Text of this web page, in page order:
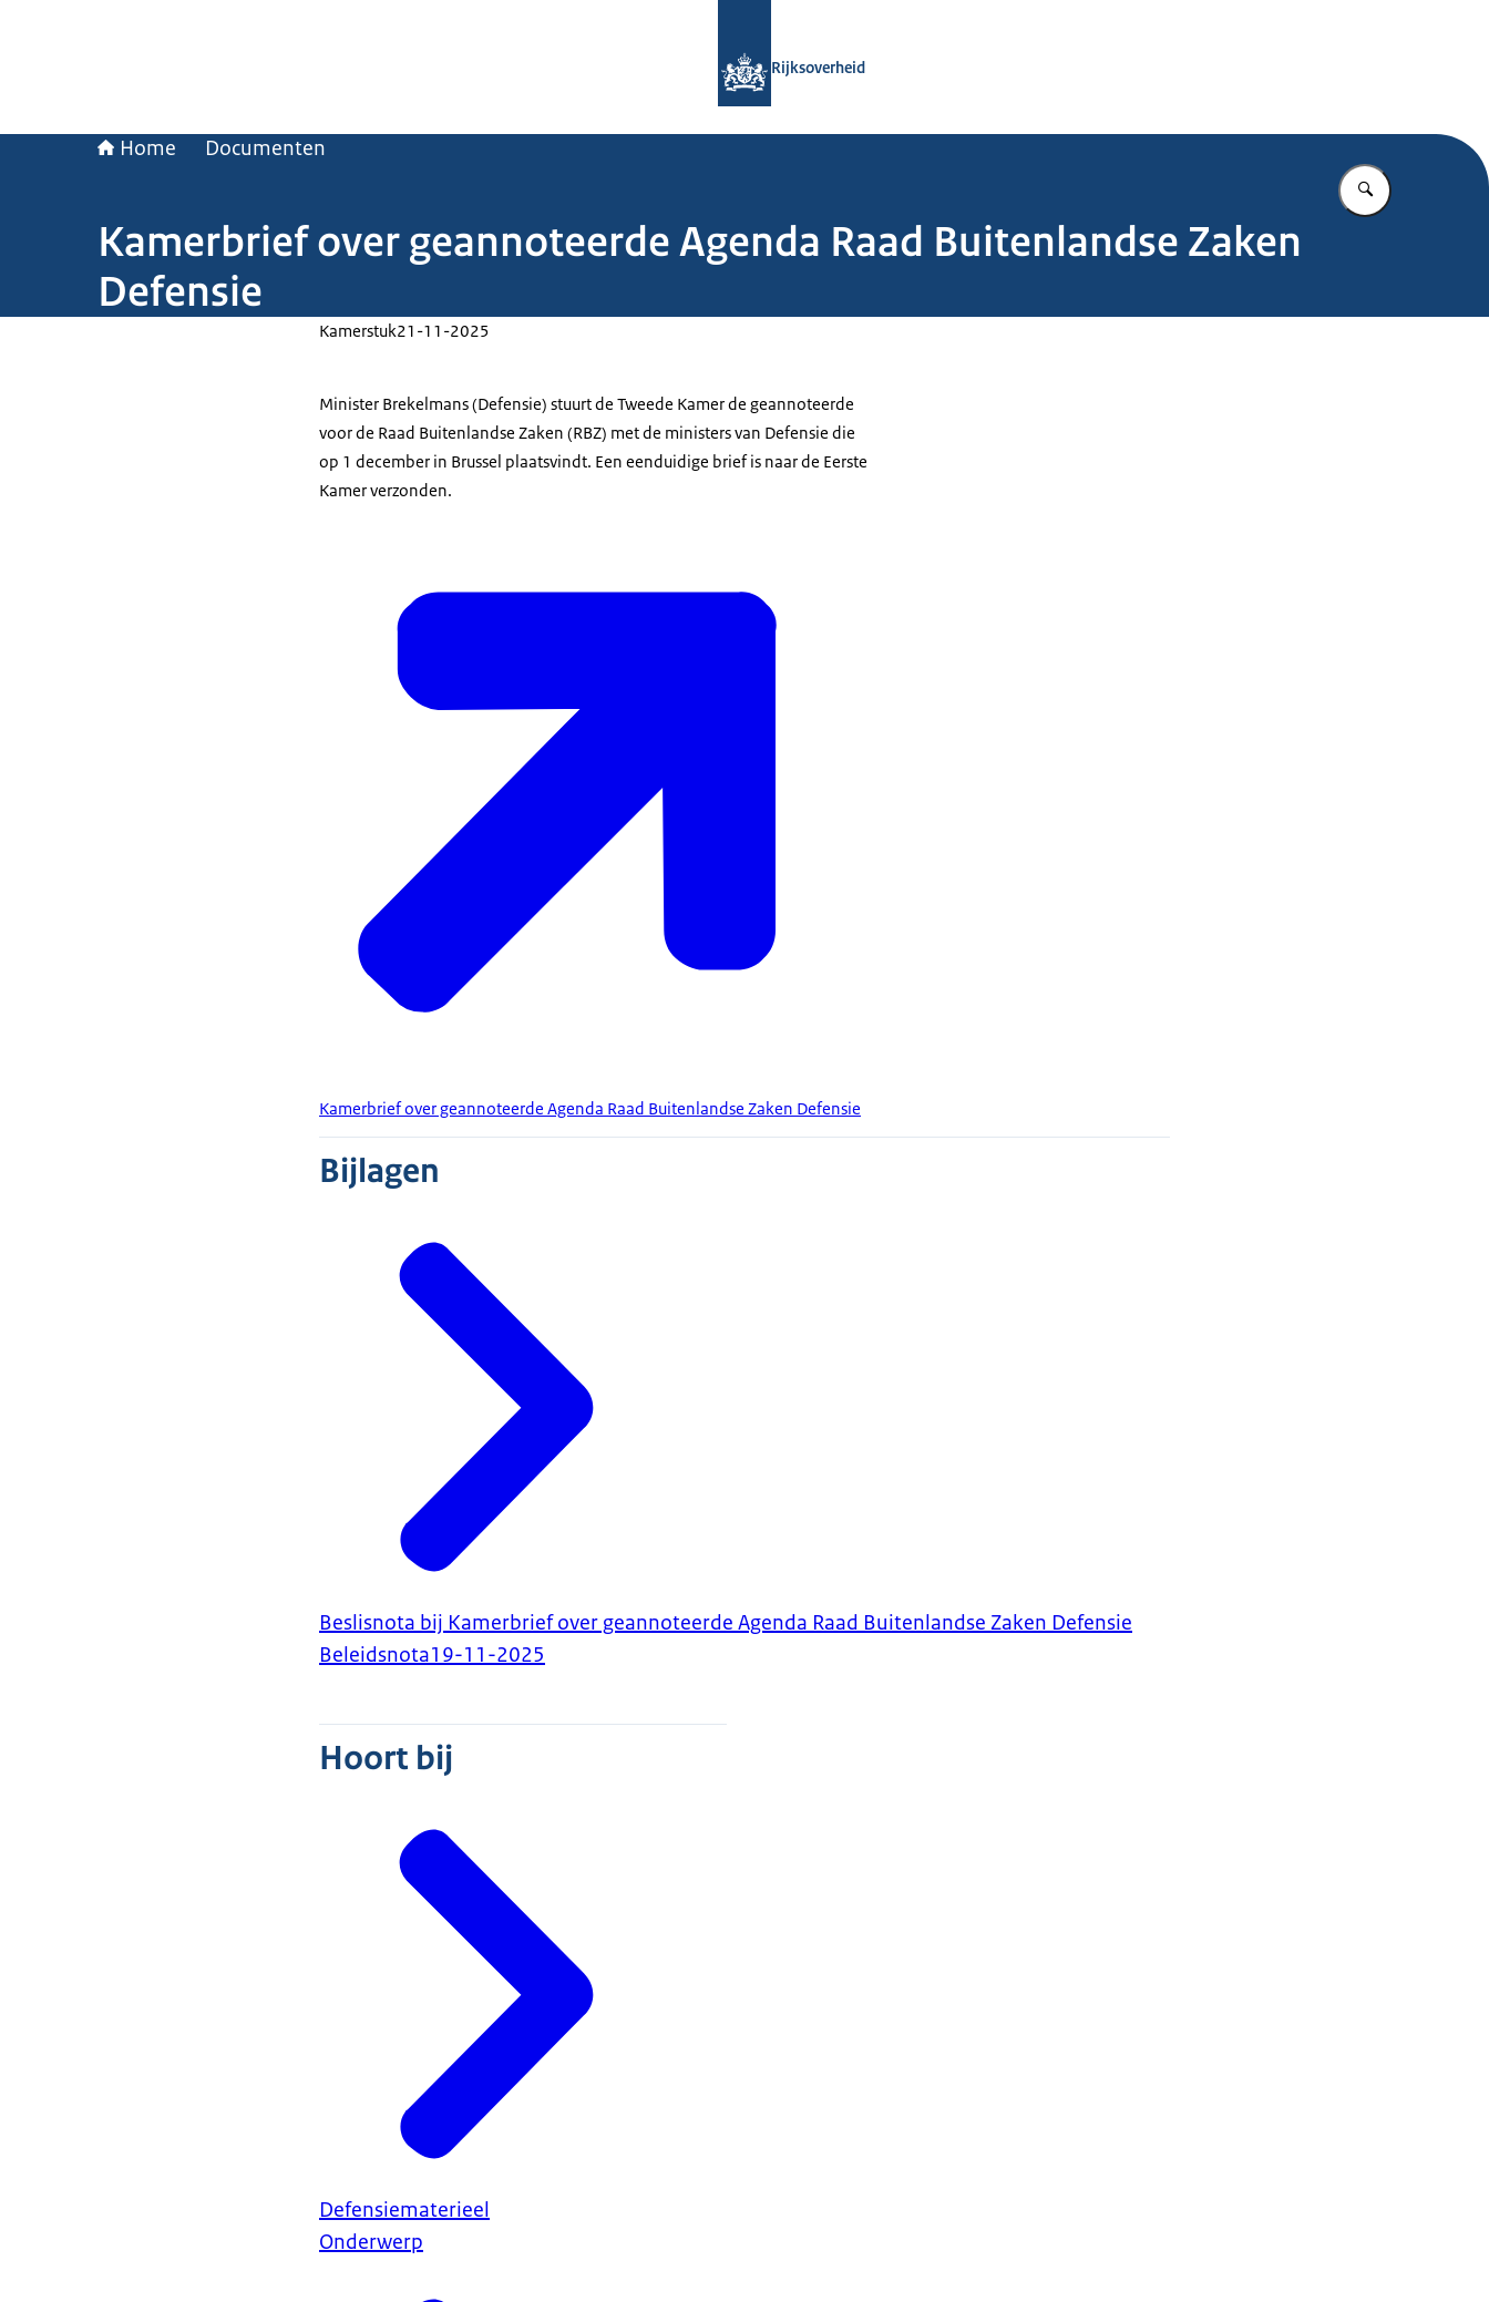
Rijksoverheid
Home Documenten
Vul in wat u
Kamerbrief over geannoteerde Agenda Raad Buitenlandse Zaken
Defensie
Kamerstuk21-11-2025
Minister Brekelmans (Defensie) stuurt de Tweede Kamer de geannoteerde
voor de Raad Buitenlandse Zaken (RBZ) met de ministers van Defensie die
op 1 december in Brussel plaatsvindt. Een eenduidige brief is naar de Eerste
Kamer verzonden.
Kamerbrief over geannoteerde Agenda Raad Buitenlandse Zaken Defensie
Bijlagen
Beslisnota bij Kamerbrief over geannoteerde Agenda Raad Buitenlandse Zaken Defensie
Beleidsnota19-11-2025
Hoort bij
Defensiematerieel
Onderwerp